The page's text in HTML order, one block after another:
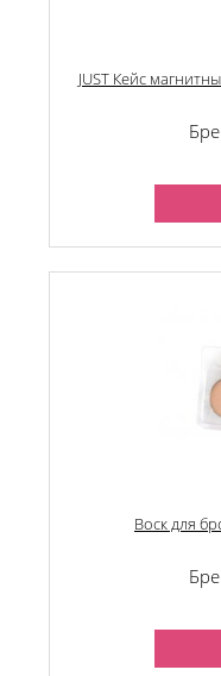
JUST Кейс
Воск для